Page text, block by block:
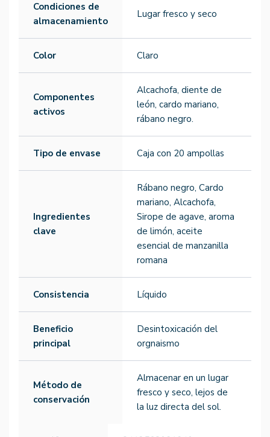
Condiciones de
almacenamiento
Lugar fresco y seco
Color Claro
Componentes
activos
Alcachofa, diente de
león, cardo mariano,
rábano negro.
Tipo de envase Caja con 20 ampollas
Ingredientes
clave
Rábano negro, Cardo
mariano, Alcachofa,
Sirope de agave, aroma
de limón, aceite
esencial de manzanilla
romana
Consistencia Líquido
Beneficio
principal
Desintoxicación del
orgnaismo
Método de
conservación
Almacenar en un lugar
fresco y seco, lejos de
la luz directa del sol.